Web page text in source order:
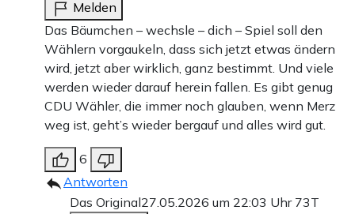
Melden
Das Bäumchen – wechsle – dich – Spiel soll den
Wählern vorgaukeln, dass sich jetzt etwas ändern
wird, jetzt aber wirklich, ganz bestimmt. Und viele
werden wieder darauf herein fallen. Es gibt genug
CDU Wähler, die immer noch glauben, wenn Merz
weg ist, geht’s wieder bergauf und alles wird gut.
6
Antworten
Das Original27.05.2026 um 22:03 Uhr 73T